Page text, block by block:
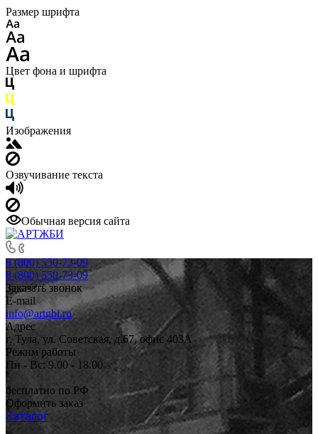
Размер шрифта
Цвет фона и шрифта
Изображения
Озвучивание текста
Обычная версия сайта
8 (800) 550-73-09
8 (800) 550-73-09
Заказать звонок
E-mail
info@artgbi.ru
Адрес
г. Тула, ул. Советская, д.67, офис 403А
Режим работы
Пн - Вс: 9.00 - 18.00
бесплатно по РФ
Оформить заказ
Каталог